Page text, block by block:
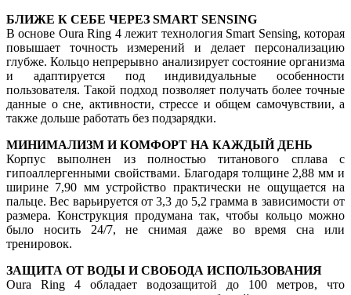
БЛИЖЕ К СЕБЕ ЧЕРЕЗ SMART SENSING
В основе Oura Ring 4 лежит технология Smart Sensing, которая
повышает точность измерений и делает персонализацию
глубже. Кольцо непрерывно анализирует состояние организма
и адаптируется под индивидуальные особенности
пользователя. Такой подход позволяет получать более точные
данные о сне, активности, стрессе и общем самочувствии, а
также дольше работать без подзарядки.
МИНИМАЛИЗМ И КОМФОРТ НА КАЖДЫЙ ДЕНЬ
Корпус выполнен из полностью титанового сплава с
гипоаллергенными свойствами. Благодаря толщине 2,88 мм и
ширине 7,90 мм устройство практически не ощущается на
пальце. Вес варьируется от 3,3 до 5,2 грамма в зависимости от
размера. Конструкция продумана так, чтобы кольцо можно
было носить 24/7, не снимая даже во время сна или
тренировок.
ЗАЩИТА ОТ ВОДЫ И СВОБОДА ИСПОЛЬЗОВАНИЯ
Oura Ring 4 обладает водозащитой до 100 метров, что